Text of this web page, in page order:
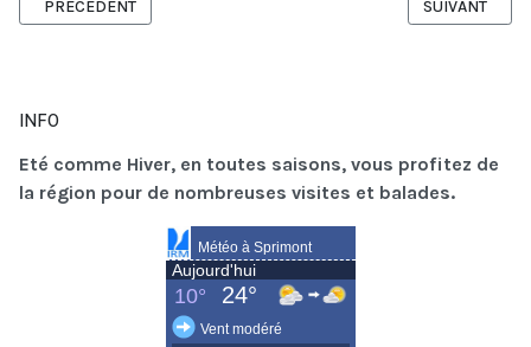
ARTICLE PRÉCÉDENT : LA MAISON D'HAUTGNÉ
PRÉCÉDENT ARTICLE
SUIVANT
INFO
Eté comme Hiver, en toutes saisons, vous profitez de
la région pour de nombreuses visites et balades.